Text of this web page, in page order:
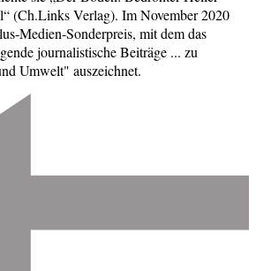
(Ch.Links Verlag). Im November 2020
Medien-Sonderpreis, mit dem das
journalistische Beiträge ... zu
Umwelt" auszeichnet.